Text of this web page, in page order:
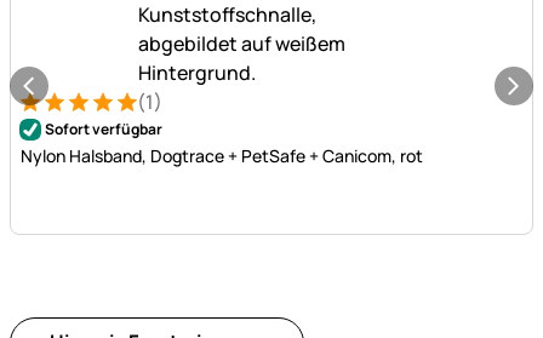
Bewertung: 5 von 5 (1 Bewertungen)
1 Bewertung (1)
Sofort verfügbar
Nylon Halsband, Dogtrace + PetSafe + Canicom, rot